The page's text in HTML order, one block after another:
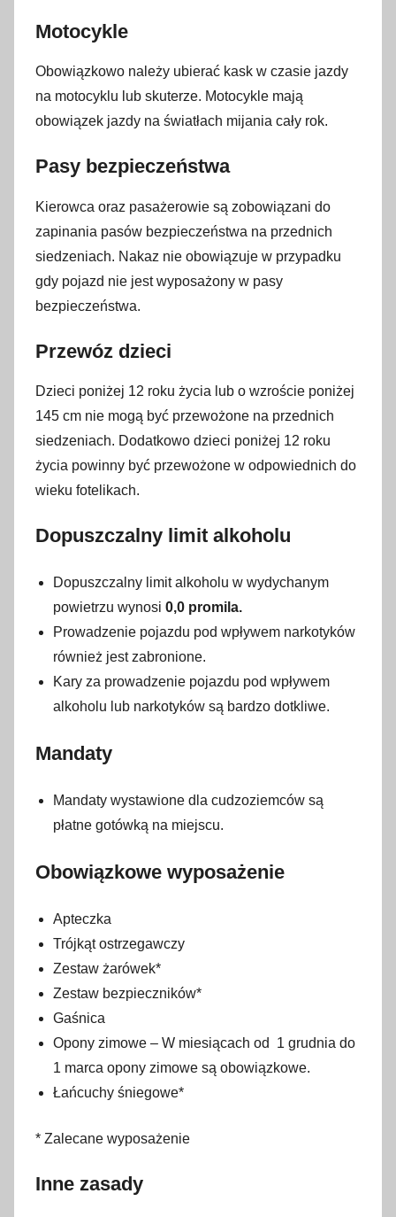
Motocykle
Obowiązkowo należy ubierać kask w czasie jazdy
na motocyklu lub skuterze. Motocykle mają
obowiązek jazdy na światłach mijania cały rok.
Pasy bezpieczeństwa
Kierowca oraz pasażerowie są zobowiązani do
zapinania pasów bezpieczeństwa na przednich
siedzeniach. Nakaz nie obowiązuje w przypadku
gdy pojazd nie jest wyposażony w pasy
bezpieczeństwa.
Przewóz dzieci
Dzieci poniżej 12 roku życia lub o wzroście poniżej
145 cm nie mogą być przewożone na przednich
siedzeniach. Dodatkowo dzieci poniżej 12 roku
życia powinny być przewożone w odpowiednich do
wieku fotelikach.
Dopuszczalny limit alkoholu
Dopuszczalny limit alkoholu w wydychanym
powietrzu wynosi 0,0 promila.
Prowadzenie pojazdu pod wpływem narkotyków
również jest zabronione.
Kary za prowadzenie pojazdu pod wpływem
alkoholu lub narkotyków są bardzo dotkliwe.
Mandaty
Mandaty wystawione dla cudzoziemców są
płatne gotówką na miejscu.
Obowiązkowe wyposażenie
Apteczka
Trójkąt ostrzegawczy
Zestaw żarówek*
Zestaw bezpieczników*
Gaśnica
Opony zimowe – W miesiącach od 1 grudnia do
1 marca opony zimowe są obowiązkowe.
Łańcuchy śniegowe*
* Zalecane wyposażenie
Inne zasady